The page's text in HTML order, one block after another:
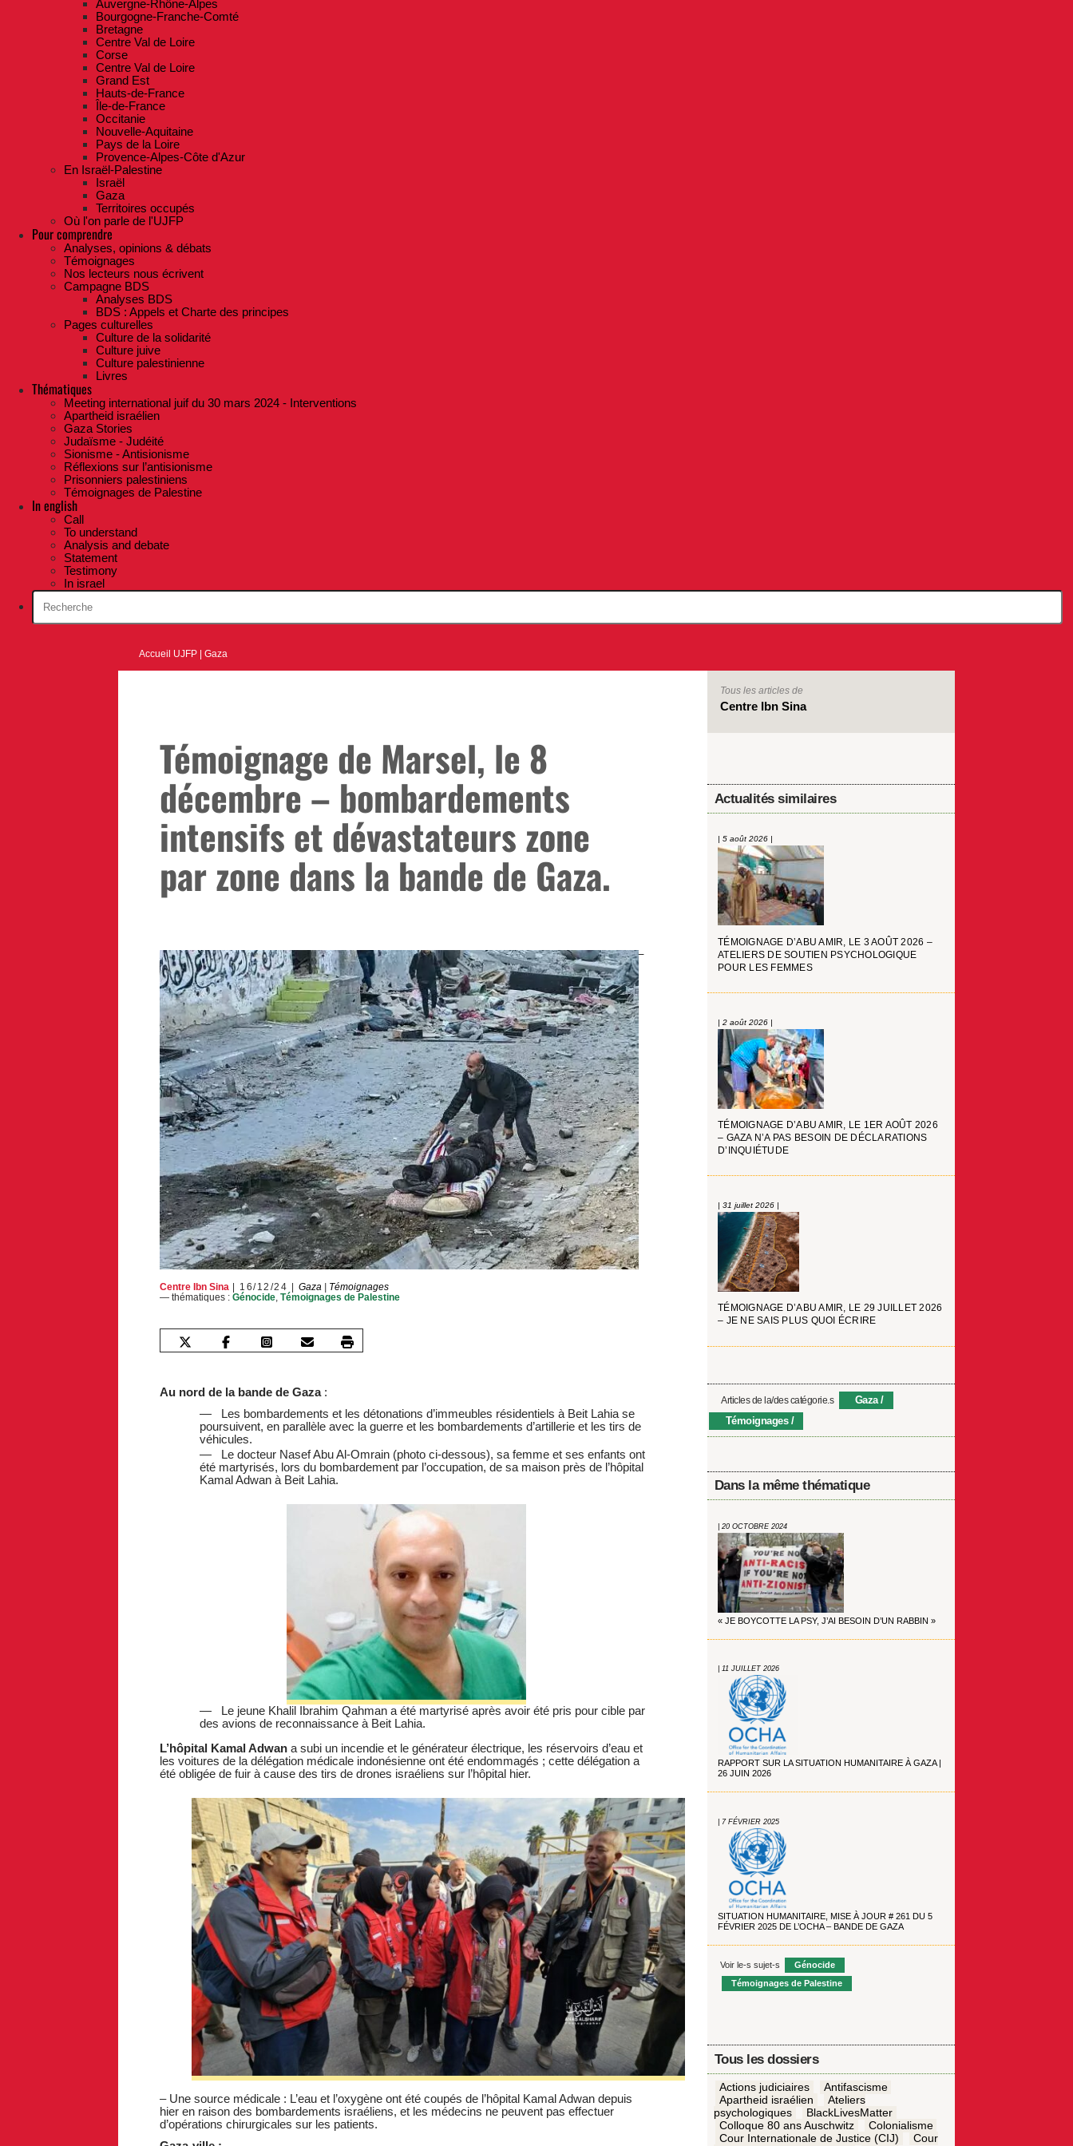
Auvergne-Rhône-Alpes
Bourgogne-Franche-Comté
Bretagne
Centre Val de Loire
Corse
Centre Val de Loire
Grand Est
Hauts-de-France
Île-de-France
Occitanie
Nouvelle-Aquitaine
Pays de la Loire
Provence-Alpes-Côte d'Azur
En Israël-Palestine
Israël
Gaza
Territoires occupés
Où l'on parle de l'UJFP
Pour comprendre
Analyses, opinions & débats
Témoignages
Nos lecteurs nous écrivent
Campagne BDS
Analyses BDS
BDS : Appels et Charte des principes
Pages culturelles
Culture de la solidarité
Culture juive
Culture palestinienne
Livres
Thématiques
Meeting international juif du 30 mars 2024 - Interventions
Apartheid israélien
Gaza Stories
Judaïsme - Judéité
Sionisme - Antisionisme
Réflexions sur l’antisionisme
Prisonniers palestiniens
Témoignages de Palestine
In english
Call
To understand
Analysis and debate
Statement
Testimony
In israel
Accueil UJFP |Gaza
Témoignage de Marsel, le 8
décembre – bombardements
intensifs et dévastateurs zone
par zone dans la bande de Gaza.
Centre Ibn Sina 16/12/24 Gaza
Témoignages
— thématiques : Génocide, Témoignages de Palestine
Au nord de la bande de Gaza :
Les bombardements et les détonations d’immeubles résidentiels à Beit Lahia se
poursuivent, en parallèle avec la guerre et les bombardements d’artillerie et les tirs de
véhicules.
Le docteur Nasef Abu Al-Omrain (photo ci-dessous), sa femme et ses enfants ont
été martyrisés, lors du bombardement par l’occupation, de sa maison près de l’hôpital
Kamal Adwan à Beit Lahia.
Le jeune Khalil Ibrahim Qahman a été martyrisé après avoir été pris pour cible par
des avions de reconnaissance à Beit Lahia.
L’hôpital Kamal Adwan a subi un incendie et le générateur électrique, les réservoirs d’eau et
les voitures de la délégation médicale indonésienne ont été endommagés ; cette délégation a
été obligée de fuir à cause des tirs de drones israéliens sur l’hôpital hier.
– Une source médicale : L’eau et l’oxygène ont été coupés de l’hôpital Kamal Adwan depuis
hier en raison des bombardements israéliens, et les médecins ne peuvent pas effectuer
d’opérations chirurgicales sur les patients.
Tous les articles de
Centre Ibn Sina
Actualités similaires
| 5 août 2026 |
TÉMOIGNAGE D’ABU AMIR, LE 3 AOÛT 2026 –
ATELIERS DE SOUTIEN PSYCHOLOGIQUE
POUR LES FEMMES
| 2 août 2026 |
TÉMOIGNAGE D’ABU AMIR, LE 1ER AOÛT 2026
– GAZA N’A PAS BESOIN DE DÉCLARATIONS
D’INQUIÉTUDE
| 31 juillet 2026 |
TÉMOIGNAGE D’ABU AMIR, LE 29 JUILLET 2026
– JE NE SAIS PLUS QUOI ÉCRIRE
Articles de la/des catégorie.s
Gaza
Témoignages
Dans la même thématique
| 20 OCTOBRE 2024
« JE BOYCOTTE LA PSY, J’AI BESOIN D’UN RABBIN »
| 11 JUILLET 2026
RAPPORT SUR LA SITUATION HUMANITAIRE À GAZA |
26 JUIN 2026
| 7 FÉVRIER 2025
SITUATION HUMANITAIRE, MISE À JOUR # 261 DU 5
FÉVRIER 2025 DE L’OCHA – BANDE DE GAZA
Voir le-s sujet-s
Génocide
Témoignages de Palestine
Tous les dossiers
Actions judiciaires
Antifascisme
Apartheid israélien
Ateliers
psychologiques
BlackLivesMatter
Colloque 80 ans Auschwitz
Colonialisme
Cour Internationale de Justice (CIJ)
Cour